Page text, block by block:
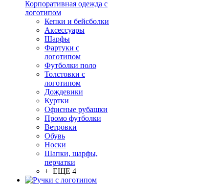
Корпоративная одежда с
логотипом
Кепки и бейсболки
Аксессуары
Шарфы
Фартуки с
логотипом
Футболки поло
Толстовки с
логотипом
Дождевики
Куртки
Офисные рубашки
Промо футболки
Ветровки
Обувь
Носки
Шапки, шарфы,
перчатки
+ ЕЩЕ 4